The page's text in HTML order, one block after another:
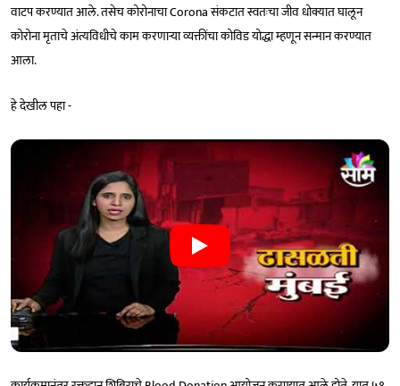
वाटप करण्यात आले. तसेच कोरोनाचा Corona संकटात स्वतःचा जीव धोक्यात घालून
कोरोना मृताचे अंत्यविधीचे काम करणाऱ्या व्यक्तींचा कोविड योद्धा म्हणून सन्मान करण्यात
आला.
हे देखील पहा -